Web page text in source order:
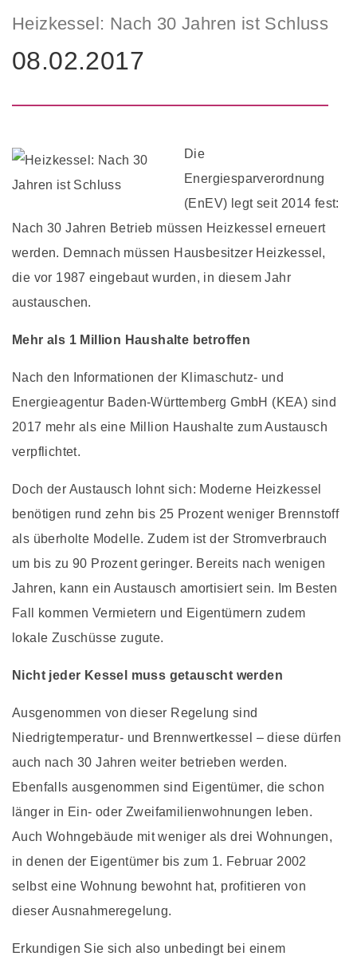
Heizkessel: Nach 30 Jahren ist Schluss
08.02.2017
Die
Energiesparverordnung
(EnEV) legt seit 2014 fest:
Nach 30 Jahren Betrieb müssen Heizkessel erneuert
werden. Demnach müssen Hausbesitzer Heizkessel,
die vor 1987 eingebaut wurden, in diesem Jahr
austauschen.
Mehr als 1 Million Haushalte betroffen
Nach den Informationen der Klimaschutz- und
Energieagentur Baden-Württemberg GmbH (KEA) sind
2017 mehr als eine Million Haushalte zum Austausch
verpflichtet.
Doch der Austausch lohnt sich: Moderne Heizkessel
benötigen rund zehn bis 25 Prozent weniger Brennstoff
als überholte Modelle. Zudem ist der Stromverbrauch
um bis zu 90 Prozent geringer. Bereits nach wenigen
Jahren, kann ein Austausch amortisiert sein. Im Besten
Fall kommen Vermietern und Eigentümern zudem
lokale Zuschüsse zugute.
Nicht jeder Kessel muss getauscht werden
Ausgenommen von dieser Regelung sind
Niedrigtemperatur- und Brennwertkessel – diese dürfen
auch nach 30 Jahren weiter betrieben werden.
Ebenfalls ausgenommen sind Eigentümer, die schon
länger in Ein- oder Zweifamilienwohnungen leben.
Auch Wohngebäude mit weniger als drei Wohnungen,
in denen der Eigentümer bis zum 1. Februar 2002
selbst eine Wohnung bewohnt hat, profitieren von
dieser Ausnahmeregelung.
Erkundigen Sie sich also unbedingt bei einem